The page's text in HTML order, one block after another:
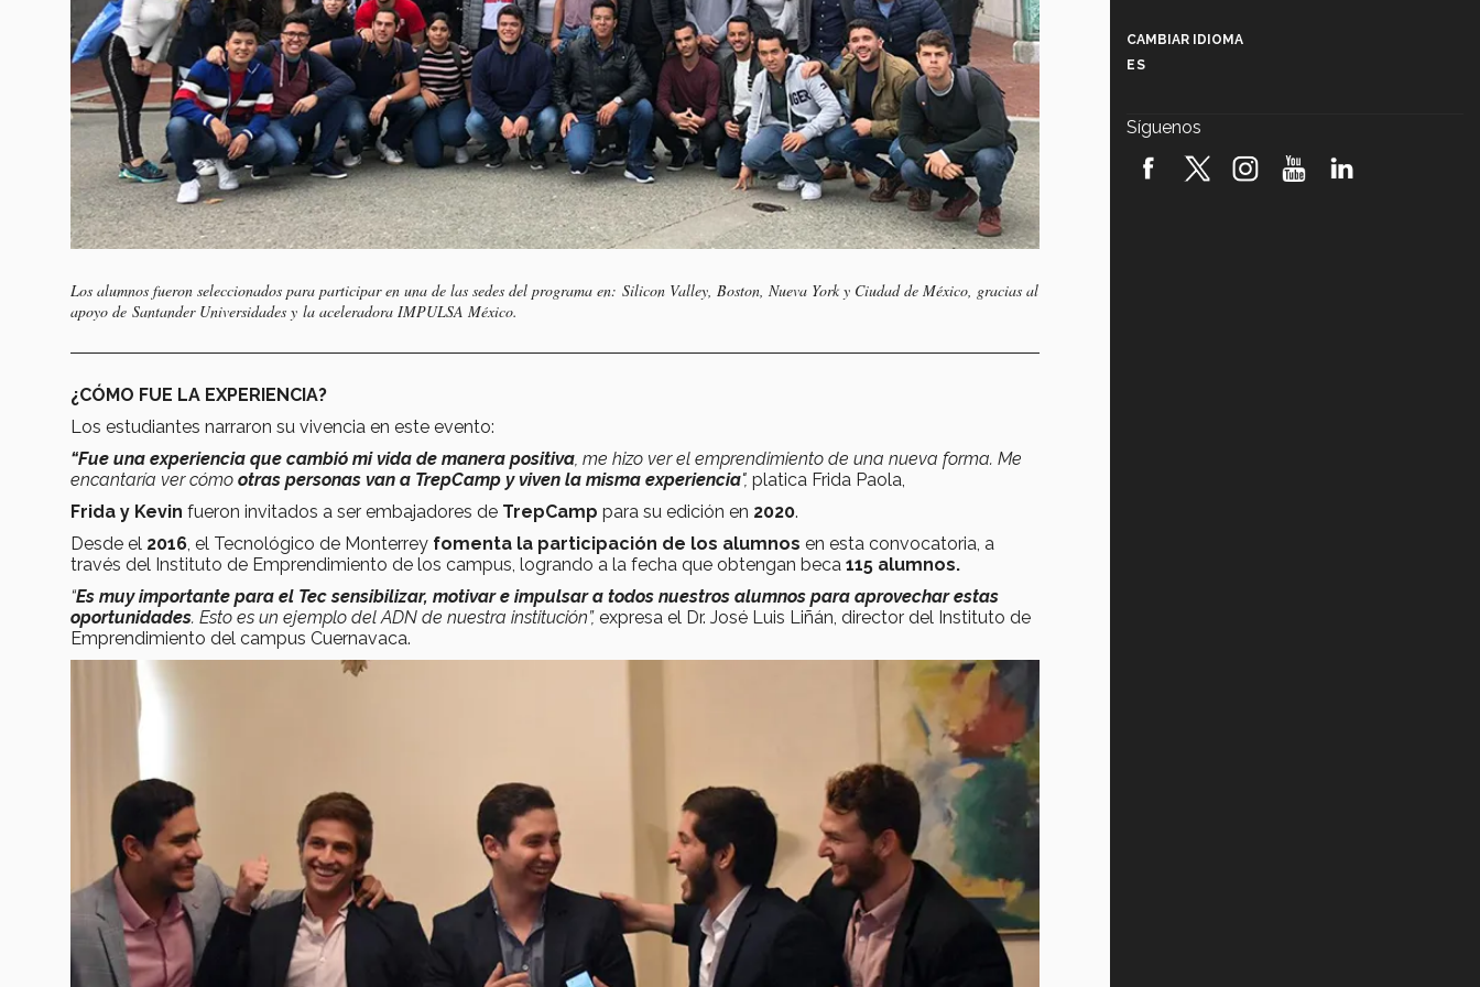
Los alumnos fueron seleccionados para participar en una de las sedes del programa en: Silicon Valley, Boston, Nueva York y Ciudad de México, gracias al
apoyo de Santander Universidades y la aceleradora IMPULSA México.
¿CÓMO FUE LA EXPERIENCIA?
Los estudiantes narraron su vivencia en este evento:
“Fue una experiencia que cambió mi vida de manera positiva, me hizo ver el emprendimiento de una nueva forma. Me
encantaría ver cómo otras personas van a TrepCamp y viven la misma experiencia", platica Frida Paola,
Frida y Kevin fueron invitados a ser embajadores de TrepCamp para su edición en 2020.
Desde el 2016, el Tecnológico de Monterrey fomenta la participación de los alumnos en esta convocatoria, a
través del Instituto de Emprendimiento de los campus, logrando a la fecha que obtengan beca 115 alumnos.
“Es muy importante para el Tec sensibilizar, motivar e impulsar a todos nuestros alumnos para aprovechar estas
oportunidades. Esto es un ejemplo del ADN de nuestra institución”, expresa el Dr. José Luis Liñán, director del Instituto de
Emprendimiento del campus Cuernavaca.
robótica FIRST 2026! (video)
CAMBIAR IDIOMA
ES
Síguenos